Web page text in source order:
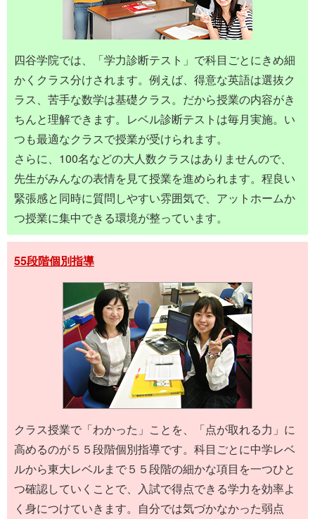
四谷学院では、「学力診断テスト」で科目ごとにきめ細
かくクラス分けされます。例えば、得意な英語は選抜ク
ラス、苦手な数学は基礎クラス。だから授業の内容がき
ちんと理解できます。レベル診断テストは毎月実施。い
つも最適なクラスで授業が受けられます。
さらに、100名などの大人数クラスはありませんので、
先生がみんなの表情を見て授業を進められます。程良い
緊張感と同時に質問しやすい雰囲気で、アットホームか
つ授業に集中できる環境が整っています。
55段階個別指導
クラス授業で「わかった」ことを、「点が取れる力」に
高めるのが５５段階個別指導です。科目ごとに中学レベ
ルから東大レベルまで５５段階の細かな項目を一つひと
つ確認していくことで、入試で得点できる学力を効率よ
く身につけていきます。自分では気づかなかった弱点